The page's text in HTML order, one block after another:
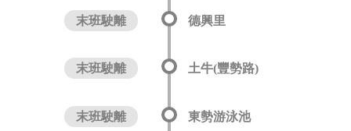
末班駛離 德興里
末班駛離 土牛(豐勢路)
末班駛離 東勢游泳池